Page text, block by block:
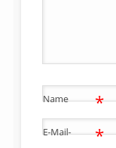
Name *
E-Mail-
*